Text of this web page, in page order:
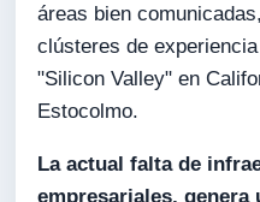
áreas bien
clústeres de
"Silicon Valley" en
Estocolmo.
La actual falta de
empresariales, genera